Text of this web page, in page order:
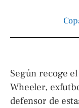
Según recoge
Wheeler,
defensor de